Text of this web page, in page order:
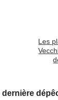
Les
dernière